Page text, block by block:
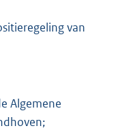
van
Algemene